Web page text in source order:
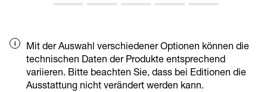
Vorder- und Hinterwagen können unabhängig
erhöht den Komfort und schafft ein sicheres
Fahrgefühl.
Mit der Auswahl verschiedener Optionen können die
technischen Daten der Produkte entsprechend
variieren. Bitte beachten Sie, dass bei Editionen die
Ausstattung nicht verändert werden kann.